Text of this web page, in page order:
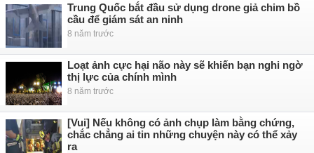
Trung Quốc bắt đầu sử dụng drone giả chim bồ
cầu để giám sát an ninh
8 năm trước
Loạt ảnh cực hại não này sẽ khiến bạn nghi ngờ
thị lực của chính mình
8 năm trước
[Vui] Nếu không có ảnh chụp làm bằng chứng,
chắc chẳng ai tin những chuyện này có thể xảy
ra